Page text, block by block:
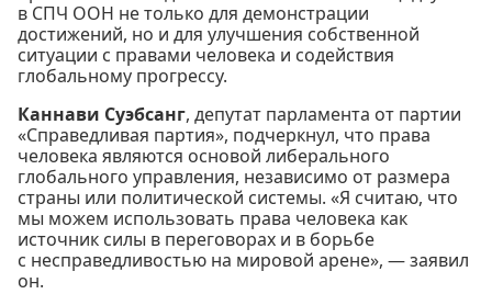
в СПЧ ООН не только для демонстрации
достижений, но и для улучшения собственной
ситуации с правами человека и содействия
глобальному прогрессу.
Каннави Суэбсанг, депутат парламента от партии
«Справедливая партия», подчеркнул, что права
человека являются основой либерального
глобального управления, независимо от размера
страны или политической системы. «Я считаю, что
мы можем использовать права человека как
источник силы в переговорах и в борьбе
с несправедливостью на мировой арене», — заявил
он.